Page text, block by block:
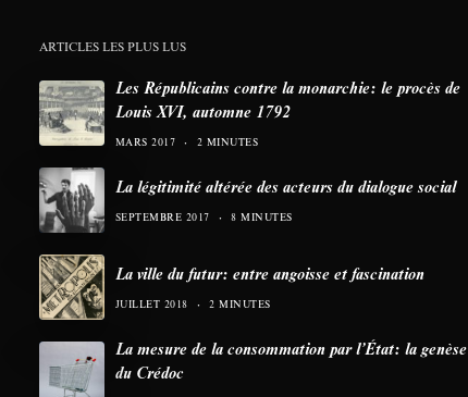
ARTICLES LES PLUS LUS
Les Républicains contre la monarchie: le procès de
Louis XVI, automne 1792
MARS 2017 2 MINUTES
La légitimité altérée des acteurs du dialogue social
SEPTEMBRE 2017 8 MINUTES
La ville du futur: entre angoisse et fascination
JUILLET 2018 2 MINUTES
La mesure de la consommation par l’État: la genèse
du Crédoc